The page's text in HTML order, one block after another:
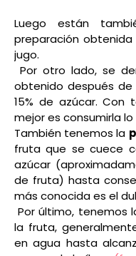
Luego están
preparación
jugo.
Por otro lado, se
obtenido después
15% de azúcar.
mejor es consumirla
También tenemos la
fruta que se cuece
azúcar
de fruta) hasta
más conocida es el
Por último, tenemos
la fruta,
en agua hasta